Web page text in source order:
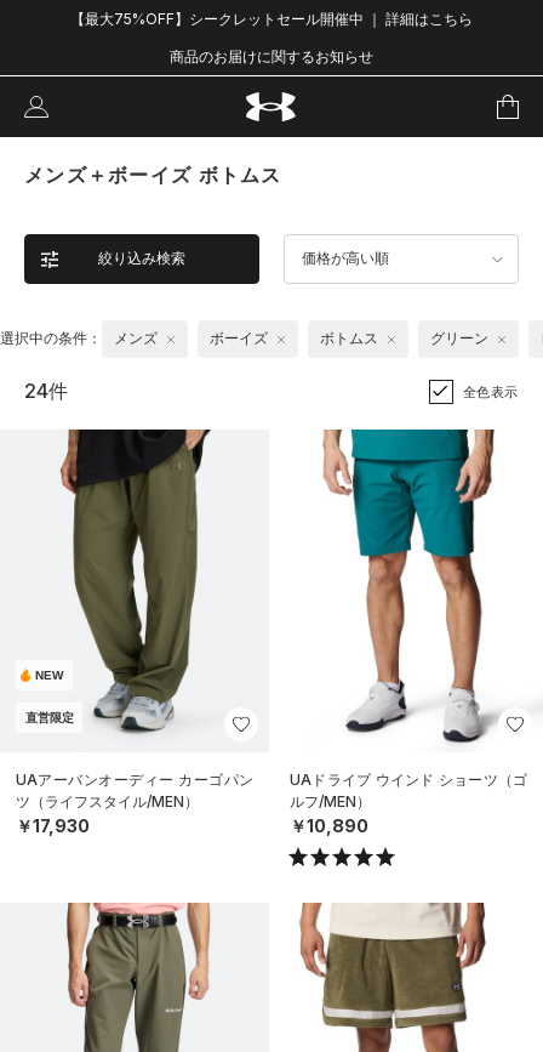
【最大75%OFF】シークレットセール開催中 ｜ 詳細はこちら
商品のお届けに関するお知らせ
メンズ＋ボーイズ ボトムス
絞り込み検索 価格が高い順
選択中の条件： メンズ ボーイズ ボトムス グリーン
24件 全色表示
NEW
直営限定
UAアーバンオーディー カーゴパン
ツ（ライフスタイル/MEN）
￥17,930
UAドライブ ウインド ショーツ（ゴ
ルフ/MEN）
￥10,890